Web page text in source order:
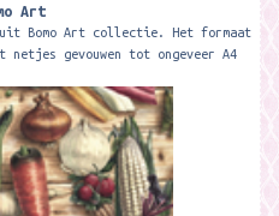
Art
Bomo Art collectie. Het formaat
gevouwen tot ongeveer A4